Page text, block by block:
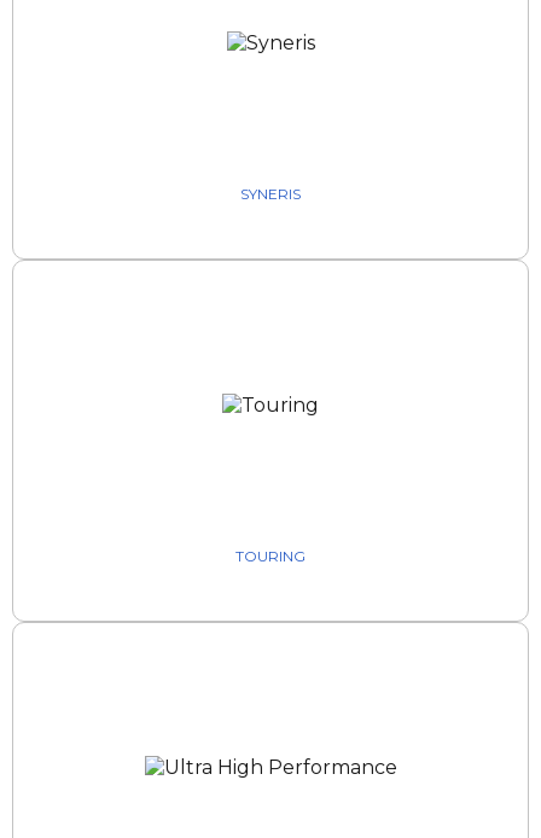
SYNERIS
TOURING